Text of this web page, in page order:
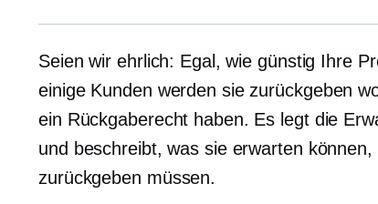
Seien wir ehrlich: Egal, wie günstig Ihre
einige Kunden werden sie zurückgeben
ein Rückgaberecht haben. Es legt die
und beschreibt, was sie erwarten
zurückgeben müssen.